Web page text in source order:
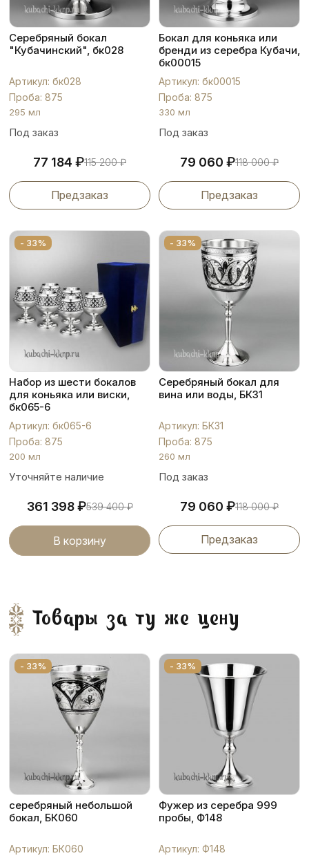
Серебряный бокал
"Кубачинский", бк028
Артикул: бк028
Проба: 875
295 мл
Под заказ
77 184 ₽115 200₽
Предзаказ
Бокал для коньяка или
бренди из серебра Кубачи,
бк00015
Артикул: бк00015
Проба: 875
330 мл
Под заказ
79 060 ₽118 000₽
Предзаказ
- 33%
Набор из шести бокалов
для коньяка или виски,
бк065-6
Артикул: бк065-6
Проба: 875
200 мл
Уточняйте наличие
361 398₽539 400₽
В корзину
- 33%
Серебряный бокал для
вина или воды, БК31
Артикул: БК31
Проба: 875
260 мл
Под заказ
79 060 ₽118 000₽
Предзаказ
Товары за ту же цену
- 33%
серебряный небольшой
бокал, БК060
Артикул: БК060
- 33%
Фужер из серебра 999
пробы, Ф148
Артикул: Ф148